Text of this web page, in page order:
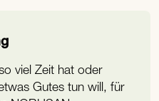
viel Zeit hat oder
Gutes tun will, für